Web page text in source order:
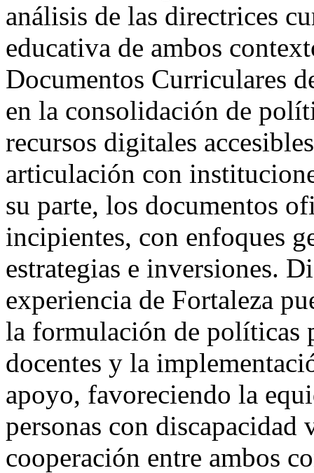
análisis de las directrices
educativa de ambos
Documentos Curriculares
en la consolidación de
recursos digitales
articulación con
su parte, los documentos
incipientes, con enfoques
estrategias e inversiones.
experiencia de Fortaleza
la formulación de políticas
docentes y la
apoyo, favoreciendo la
personas con
cooperación entre ambos